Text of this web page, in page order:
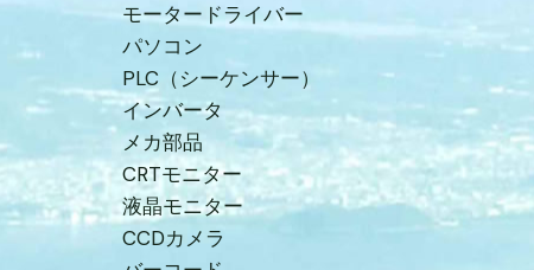
モータードライバー
パソコン
PLC（シーケンサー）
インバータ
メカ部品
CRTモニター
液晶モニター
CCDカメラ